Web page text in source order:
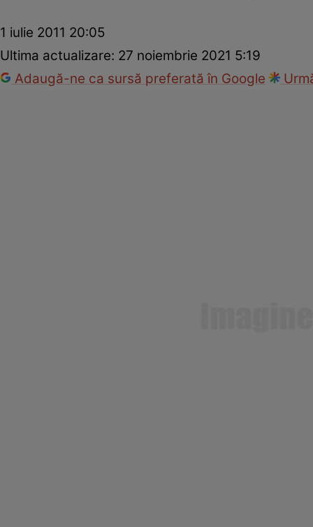
1 iulie 2011 20:05
Ultima actualizare: 27 noiembrie 2021 5:19
Adaugă-ne ca sursă preferată în Google